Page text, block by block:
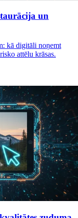
un
kā digitāli noņemt
attēlu krāsas.